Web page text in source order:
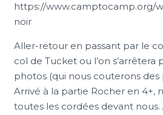
https://www.camptocamp.org/
noir
Aller-retour en passant par le
col de Tucket ou l’on
photos (qui nous couterons des
Arrivé à la partie Rocher en 4+,
toutes les cordées devant